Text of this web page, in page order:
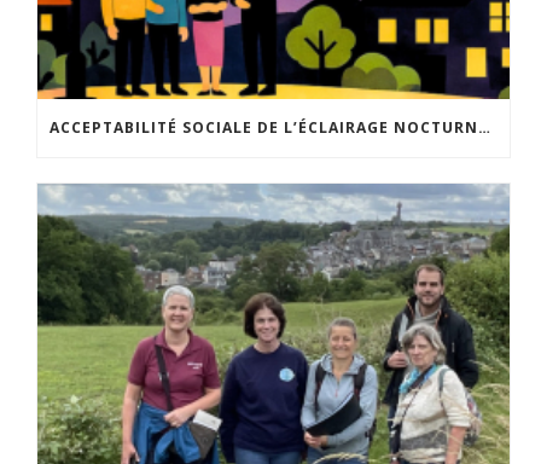
ACCEPTABILITÉ SOCIALE DE L’ÉCLAIRAGE NOCTURNE : LE REPLAY EST DISPONIBLE